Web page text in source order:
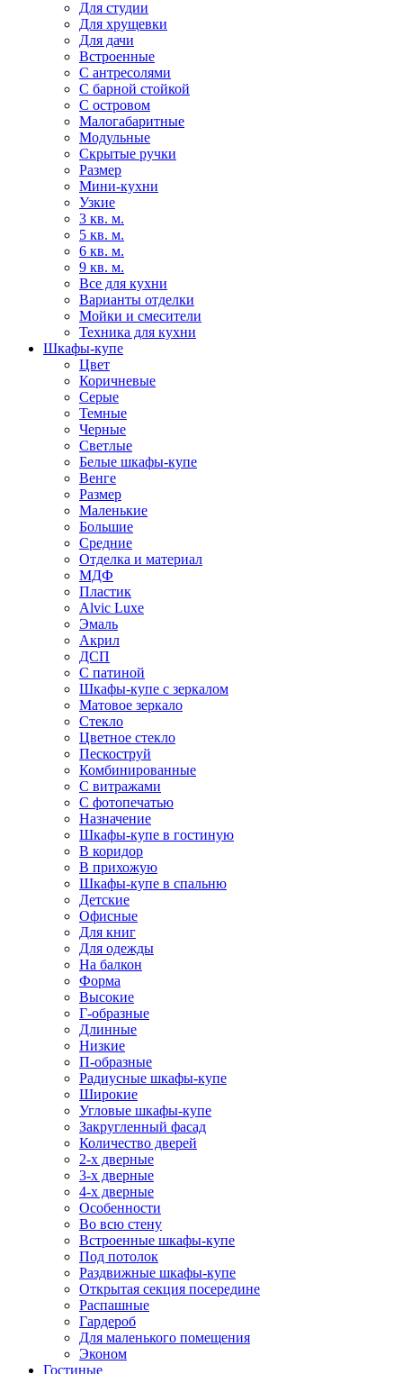
Для студии
Для хрущевки
Для дачи
Встроенные
С антресолями
С барной стойкой
С островом
Малогабаритные
Модульные
Скрытые ручки
Размер
Мини-кухни
Узкие
3 кв. м.
5 кв. м.
6 кв. м.
9 кв. м.
Все для кухни
Варианты отделки
Мойки и смесители
Техника для кухни
Шкафы-купе
Цвет
Коричневые
Серые
Темные
Черные
Светлые
Белые шкафы-купе
Венге
Размер
Маленькие
Большие
Средние
Отделка и материал
МДФ
Пластик
Alvic Luxe
Эмаль
Акрил
ДСП
С патиной
Шкафы-купе с зеркалом
Матовое зеркало
Стекло
Цветное стекло
Пескоструй
Комбинированные
С витражами
С фотопечатью
Назначение
Шкафы-купе в гостиную
В коридор
В прихожую
Шкафы-купе в спальню
Детские
Офисные
Для книг
Для одежды
На балкон
Форма
Высокие
Г-образные
Длинные
Низкие
П-образные
Радиусные шкафы-купе
Широкие
Угловые шкафы-купе
Закругленный фасад
Количество дверей
2-х дверные
3-х дверные
4-х дверные
Особенности
Во всю стену
Встроенные шкафы-купе
Под потолок
Раздвижные шкафы-купе
Открытая секция посередине
Распашные
Гардероб
Для маленького помещения
Эконом
Гостиные